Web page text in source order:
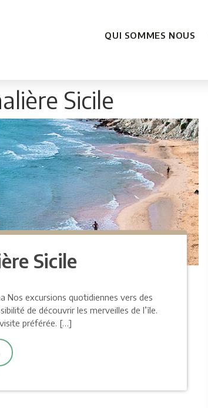
QUI SOMMES NOUS
Sicile
Sicile
Nos excursions quotidiennes vers des
de découvrir les merveilles de l’île.
préférée. […]